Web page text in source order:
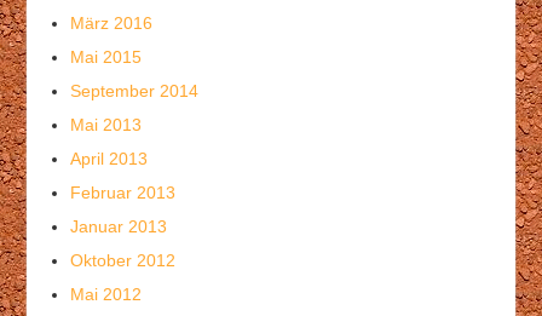
März 2016
Mai 2015
September 2014
Mai 2013
April 2013
Februar 2013
Januar 2013
Oktober 2012
Mai 2012